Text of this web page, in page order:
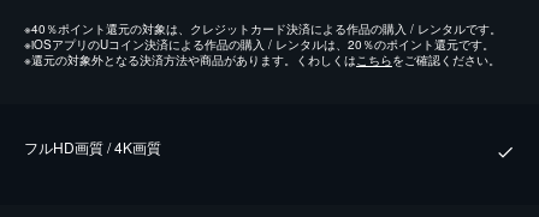
※40％ポイント還元の対象は、クレジットカード決済による作品の購入 / レンタルです。
※iOSアプリのUコイン決済による作品の購入 / レンタルは、20％のポイント還元です。
※還元の対象外となる決済方法や商品があります。くわしくはこちらをご確認ください。
フルHD画質 / 4K画質